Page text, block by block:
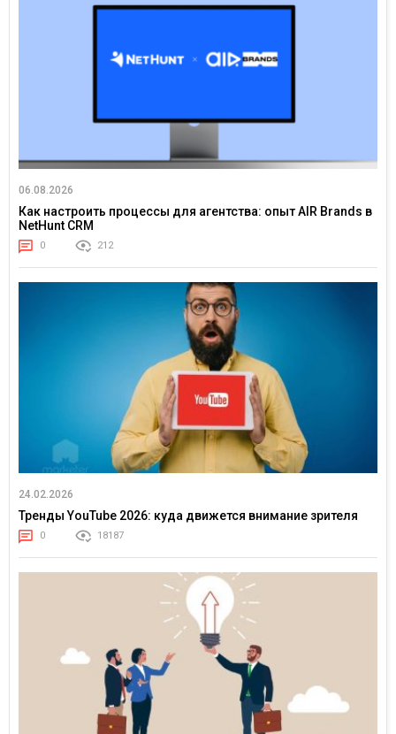
06.08.2026
Как настроить процессы для агентства: опыт AIR Brands в
NetHunt CRM
0 212
24.02.2026
Тренды YouTube 2026: куда движется внимание зрителя
0 18187